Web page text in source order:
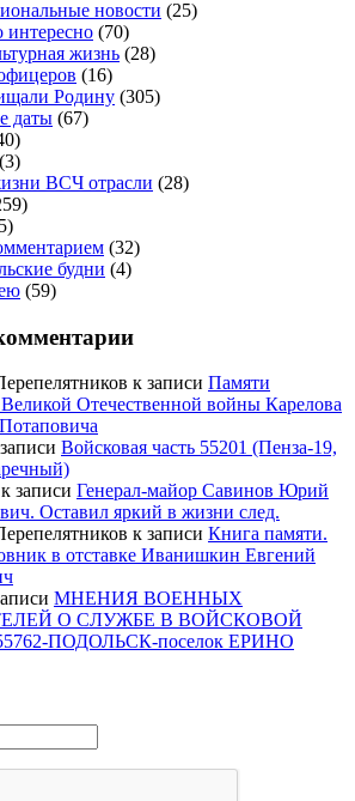
новости (25)
интересно (70)
жизнь (28)
(16)
Родину (305)
даты (67)
(3)
ВСЧ отрасли (28)
(32)
будни (4)
(59)
к записи Памяти
Великой Отечественной войны Карелова
Войсковая часть 55201 (Пенза-19,
к записи Генерал-майор Савинов Юрий
Оставил яркий в жизни след.
к записи Книга памяти.
в отставке Иванишкин Евгений
МНЕНИЯ ВОЕННЫХ
О СЛУЖБЕ В ВОЙСКОВОЙ
ПОДОЛЬСК-поселок ЕРИНО